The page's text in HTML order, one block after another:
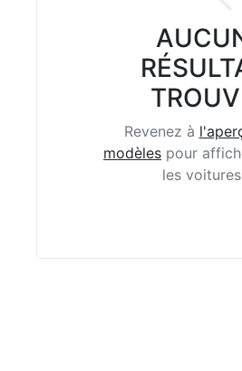
Revenez à
modèles pour
les